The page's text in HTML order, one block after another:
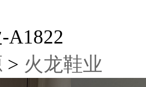
A1822
> 火龙鞋业